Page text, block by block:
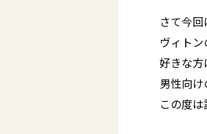
さて今
ヴィト
好きな
男性向
この度